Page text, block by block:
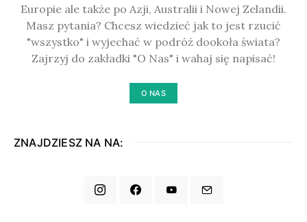
Europie ale także po Azji, Australii i Nowej Zelandii.
Masz pytania? Chcesz wiedzieć jak to jest rzucić
"wszystko" i wyjechać w podróż dookoła świata?
Zajrzyj do zakładki "O Nas" i wahaj się napisać!
O NAS
ZNAJDZIESZ NA NA: